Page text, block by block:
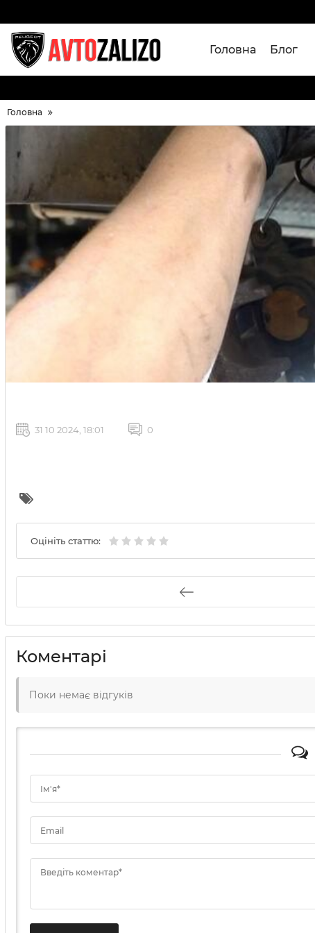
Головна Блог
Головна
31 10 2024, 18:01 0
Оцініть статтю:
Коментарі
Поки немає відгуків
Ім'я*
Email
Введіть коментар*